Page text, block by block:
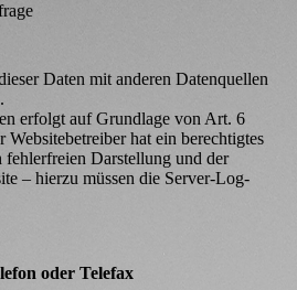
Daten mit anderen Datenquellen
erfolgt auf Grundlage von Art. 6
hat ein berechtigtes
fehlerfreien Darstellung und der
– hierzu müssen die Server-Log-
oder Telefax